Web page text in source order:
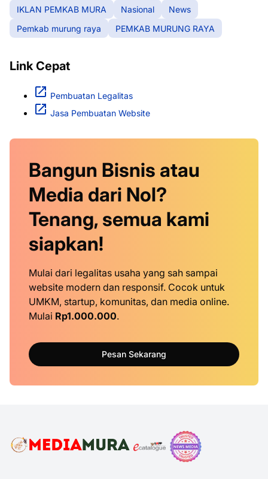
IKLAN PEMKAB MURA
Nasional
News
Pemkab murung raya
PEMKAB MURUNG RAYA
Link Cepat
Pembuatan Legalitas
Jasa Pembuatan Website
Bangun Bisnis atau
Media dari Nol?
Tenang, semua kami
siapkan!
Mulai dari legalitas usaha yang sah sampai
website modern dan responsif. Cocok untuk
UMKM, startup, komunitas, dan media online.
Mulai Rp1.000.000.
Pesan Sekarang